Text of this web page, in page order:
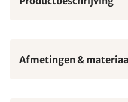
Afmetingen &